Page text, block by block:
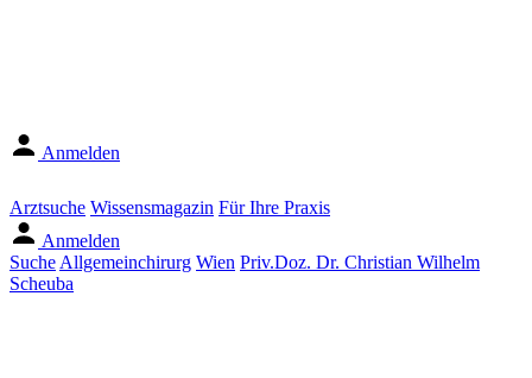
Anmelden
Arztsuche Wissensmagazin Für Ihre Praxis
Anmelden
Suche Allgemeinchirurg Wien Priv.Doz. Dr. Christian Wilhelm
Scheuba